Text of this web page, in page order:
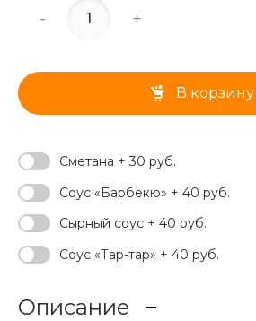
- +
В корзину
Сметана + 30 руб.
Соус «Барбекю» + 40 руб.
Сырный соус + 40 руб.
Соус «Тар-тар» + 40 руб.
Описание